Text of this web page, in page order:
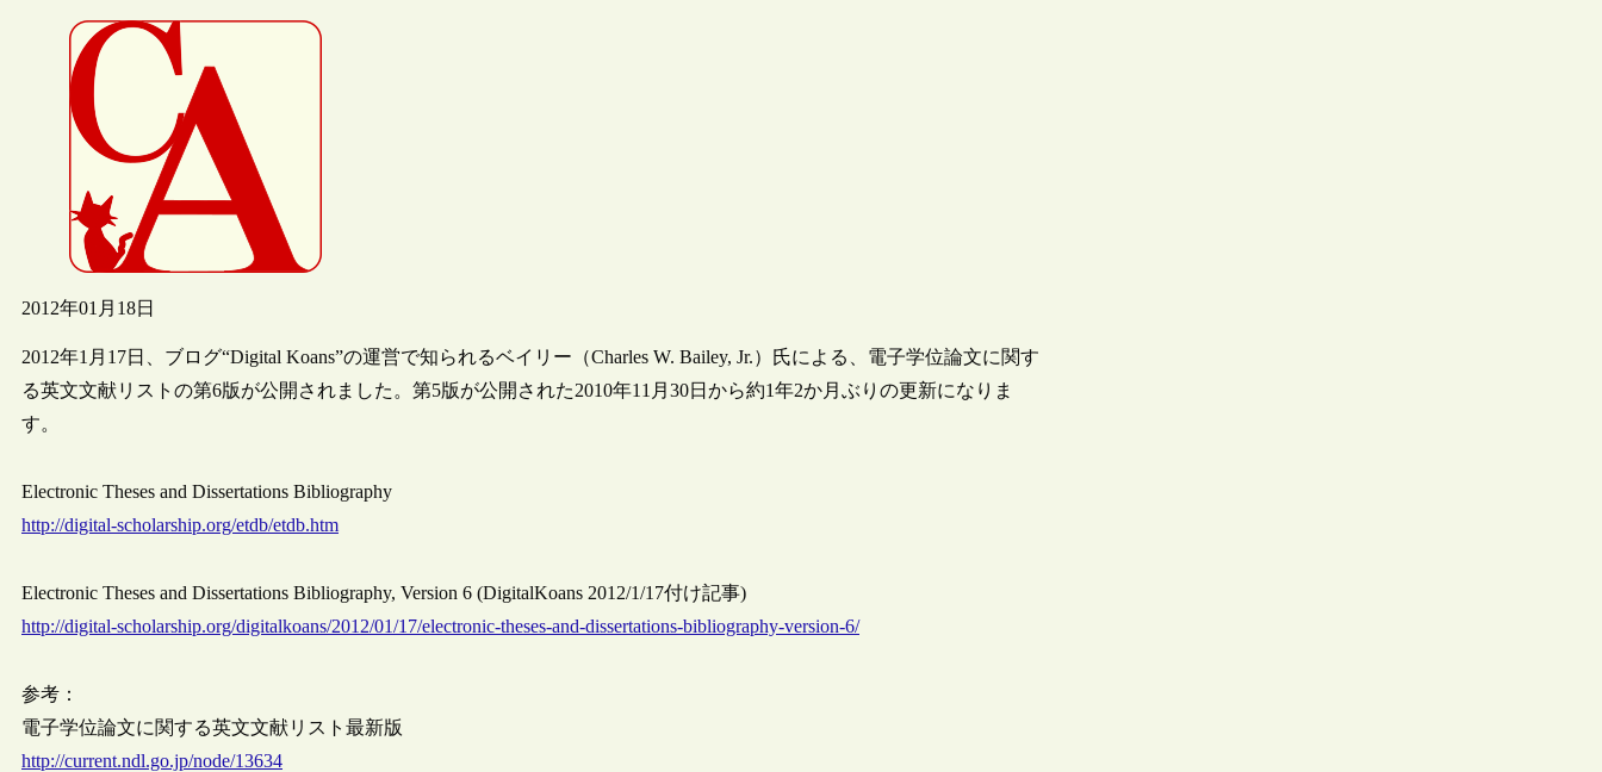
2012年01月18日
2012年1月17日、ブログ“Digital Koans”の運営で知られるベイリー（Charles W. Bailey, Jr.）氏による、電子学位論文に関す
る英文文献リストの第6版が公開されました。第5版が公開された2010年11月30日から約1年2か月ぶりの更新になりま
す。
Electronic Theses and Dissertations Bibliography
http://digital-scholarship.org/etdb/etdb.htm
Electronic Theses and Dissertations Bibliography, Version 6 (DigitalKoans 2012/1/17付け記事)
http://digital-scholarship.org/digitalkoans/2012/01/17/electronic-theses-and-dissertations-bibliography-version-6/
参考：
電子学位論文に関する英文文献リスト最新版
http://current.ndl.go.jp/node/13634